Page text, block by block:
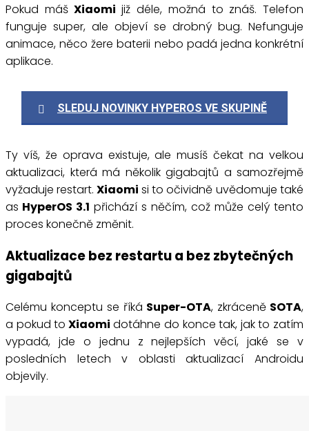
Pokud mášXiaomi již déle, možná to znáš. Telefon
funguje super, ale objeví se drobný bug. Nefunguje
animace, něco žere baterii nebo padá jedna konkrétní
aplikace.
SLEDUJ NOVINKY HYPEROS VE SKUPINĚ
Ty víš, že oprava existuje, ale musíš čekat na velkou
aktualizaci, která má několik gigabajtů a samozřejmě
vyžaduje restart. Xiaomi si to očividně uvědomuje také
as HyperOS 3.1 přichází s něčím, což může celý tento
proces konečně změnit.
Aktualizace bez restartu a bez zbytečných
gigabajtů
Celému konceptu se říká Super-OTA, zkráceně SOTA,
a pokud to Xiaomi dotáhne do konce tak, jak to zatím
vypadá, jde o jednu z nejlepších věcí, jaké se v
posledních letech v oblasti aktualizací Androidu
objevily.